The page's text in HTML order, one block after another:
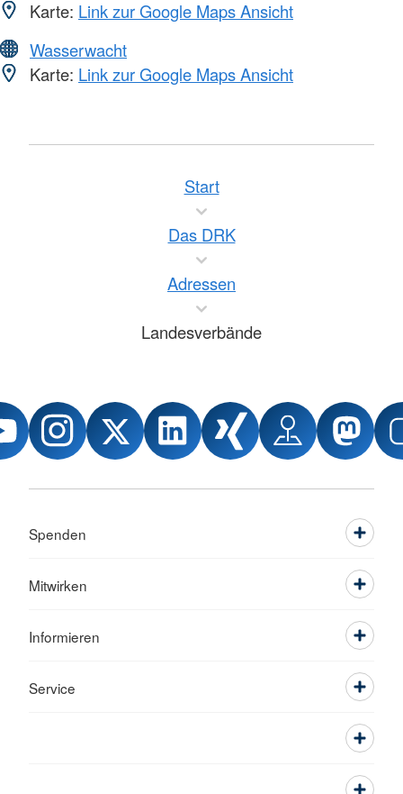
Karte: Link zur Google Maps Ansicht
Wasserwacht
Karte: Link zur Google Maps Ansicht
Start
Das DRK
Adressen
Landesverbände
Spenden
Mitwirken
Informieren
Service